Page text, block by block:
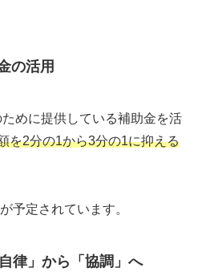
の活用
めに提供している補助金を活
を2分の1から3分の1に抑える
予定されています。
律」から「協調」へ